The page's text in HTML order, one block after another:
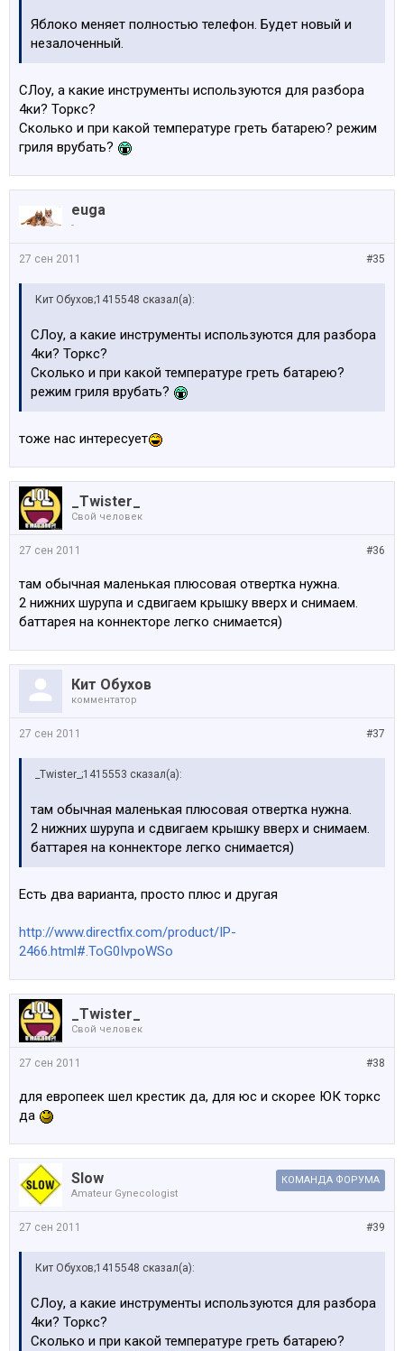
Яблоко меняет полностью телефон. Будет новый и
незалоченный.
СЛоу, а какие инструменты используются для разбора
4ки? Торкс?
Сколько и при какой температуре греть батарею? режим
гриля врубать?
euga
-
#35
27 сен 2011
Кит Обухов;1415548 сказал(а):
СЛоу, а какие инструменты используются для разбора
4ки? Торкс?
Сколько и при какой температуре греть батарею?
режим гриля врубать?
тоже нас интересует
_Twister_
Свой человек
#36
27 сен 2011
там обычная маленькая плюсовая отвертка нужна.
2 нижних шурупа и сдвигаем крышку вверх и снимаем.
баттарея на коннекторе легко снимается)
Кит Обухов
комментатор
#37
27 сен 2011
_Twister_;1415553 сказал(а):
там обычная маленькая плюсовая отвертка нужна.
2 нижних шурупа и сдвигаем крышку вверх и снимаем.
баттарея на коннекторе легко снимается)
Есть два варианта, просто плюс и другая
http://www.directfix.com/product/IP-
2466.html#.ToG0IvpoWSo
_Twister_
Свой человек
#38
27 сен 2011
для европеек шел крестик да, для юс и скорее ЮК торкс
да
Slow
Amateur Gynecologist
КОМАНДА ФОРУМА
#39
27 сен 2011
Кит Обухов;1415548 сказал(а):
СЛоу, а какие инструменты используются для разбора
4ки? Торкс?
Сколько и при какой температуре греть батарею?